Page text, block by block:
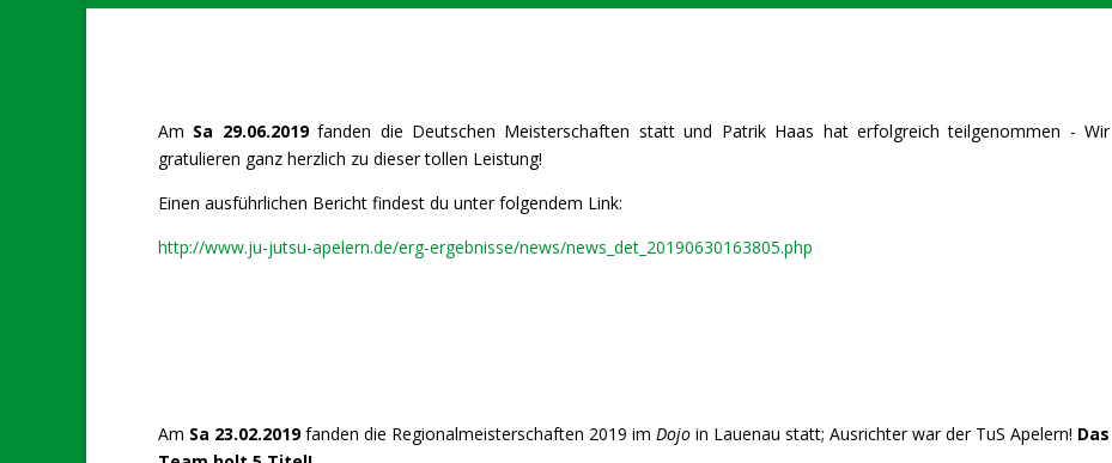
Am Sa 29.06.2019fanden die Deutschen Meisterschaften statt und Patrik Haas hat erfolgreich teilgenommen - Wir
gratulieren ganz herzlich zu dieser tollen Leistung!
Einen ausführlichen Bericht findest du unter folgendem Link:
http://www.ju-jutsu-apelern.de/erg-ergebnisse/news/news_det_20190630163805.php
Am Sa 23.02.2019fanden die Regionalmeisterschaften 2019 imDojo in Lauenau statt; Ausrichter war der TuS Apelern! Das